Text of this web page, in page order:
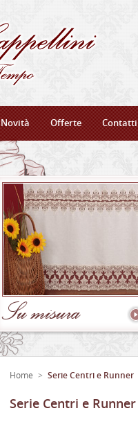
Novità Offerte Contatti
Sumisura
Home > Serie Centri e Runner
Serie Centri e Runner